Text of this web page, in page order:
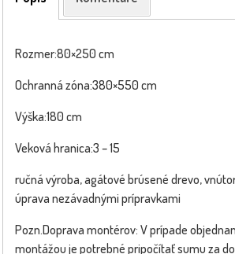
Rozmer:80×250 cm
Ochranná zóna:380×550 cm
Výška:180 cm
Veková hranica:3 – 15
ručná výroba, agátové brúsené drevo,
úprava nezávadnými prípravkami
Pozn.Doprava montérov: V prípade
montážou je potrebné pripočítať sumu za